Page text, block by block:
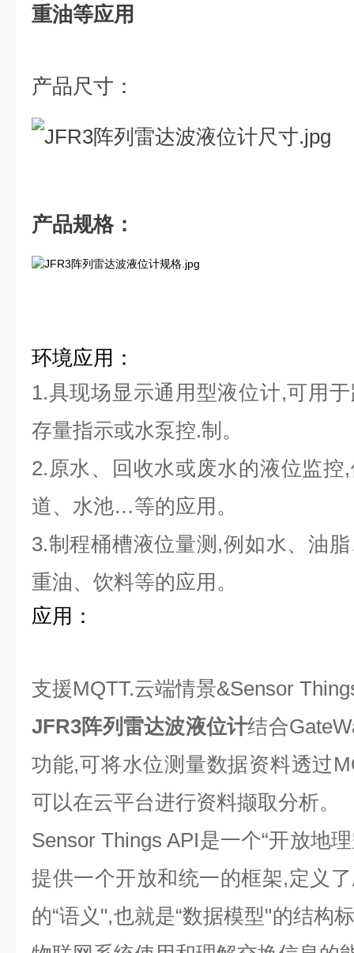
重油等应用
产品尺寸：
产品规格：
环境应用：
1.具现场显示通用型液位计,可用
存量指示或水泵控.制。
2.原水、回收水或废水的液位监
道、水池…等的应用。
3.制程桶槽液位量测,例如水、油
重油、饮料等的应用。
应用：
支援MQTT.云端情景&Sensor
JFR3阵列雷达波液位计结合
功能,可将水位测量数据资料透过
可以在云平台进行资料撷取分析。
Sensor Things API是一个“开放地
提供一个开放和统一的框架,定义
的“语义",也就是“数据模型"的结构